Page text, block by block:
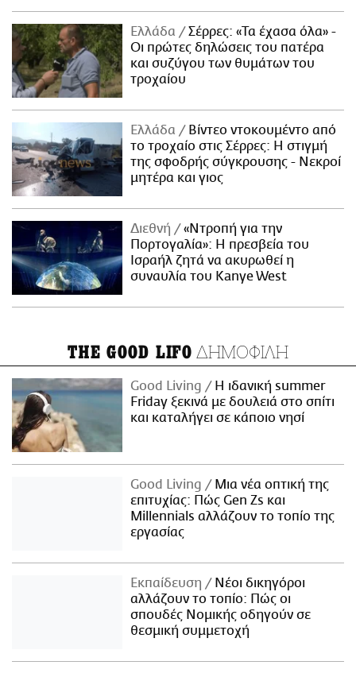
Ελλάδα
Σέρρες: «Τα έχασα όλα» -
Οι πρώτες δηλώσεις του πατέρα
και συζύγου των θυμάτων του
τροχαίου
Ελλάδα
Βίντεο ντοκουμέντο από
το τροχαίο στις Σέρρες: Η στιγμή
της σφοδρής σύγκρουσης - Νεκροί
μητέρα και γιος
Διεθνή
«Ντροπή για την
Πορτογαλία»: Η πρεσβεία του
Ισραήλ ζητά να ακυρωθεί η
συναυλία του Kanye West
THE GOOD LIFO ΔΗΜΟΦΙΛΗ
Good Living
Η ιδανική summer
Friday ξεκινά με δουλειά στο σπίτι
και καταλήγει σε κάποιο νησί
Good Living
Μια νέα οπτική της
επιτυχίας: Πώς Gen Zs και
Millennials αλλάζουν το τοπίο της
εργασίας
Εκπαίδευση
Νέοι δικηγόροι
αλλάζουν το τοπίο: Πώς οι
σπουδές Νομικής οδηγούν σε
θεσμική συμμετοχή